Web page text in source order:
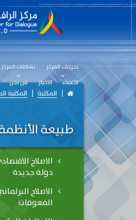
تحركات المركز نشاطات المركز
الاعضاء
الاخبار من نحن
المكتبة المكتبة
طبيعة
الاصلاح
دولة جديدة
الاصلاح
المعوقات